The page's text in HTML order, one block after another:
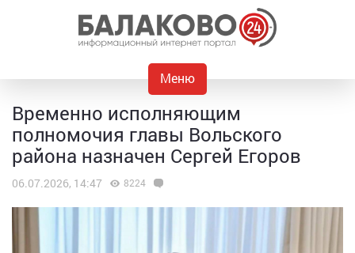
Меню
Временно исполняющим
полномочия главы Вольского
района назначен Сергей Егоров
06.07.2026, 14:47 8224